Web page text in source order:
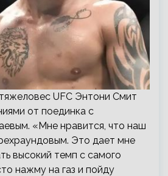
UFC Энтони Смит
от поединка с
«Мне нравится, что наш
Это дает мне
высокий темп с самого
нажму на газ и пойду